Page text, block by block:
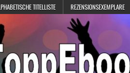
TITELLISTE REZENSIONSEXEMPLARE